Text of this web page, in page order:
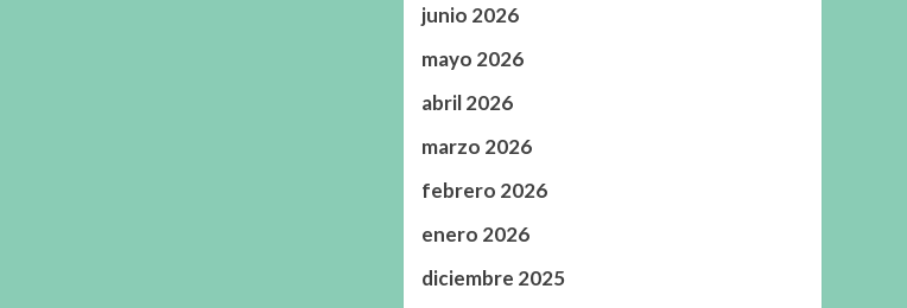
junio 2026
mayo 2026
abril 2026
marzo 2026
febrero 2026
enero 2026
diciembre 2025